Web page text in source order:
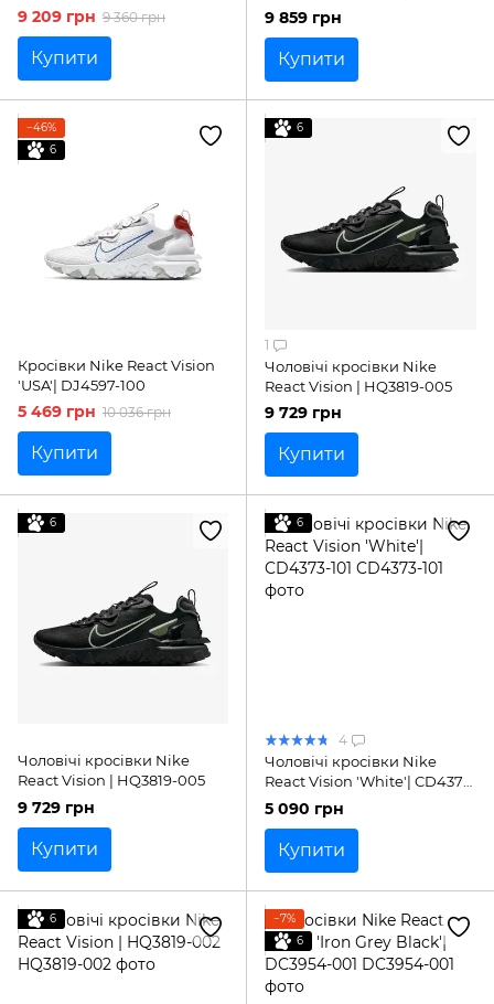
CD4373-101
9 209 грн 9 360 грн
Купити
006
9 859 грн
Купити
−46%
6
Кросівки Nike React Vision
'USA'| DJ4597-100
5 469 грн 10 036 грн
Купити
6
1
Чоловічі кросівки Nike
React Vision | HQ3819-005
9 729 грн
Купити
6
Чоловічі кросівки Nike
React Vision | HQ3819-005
9 729 грн
Купити
6
4
Чоловічі кросівки Nike
React Vision 'White'| CD4373-
101
5 090 грн
Купити
6
−7%
6